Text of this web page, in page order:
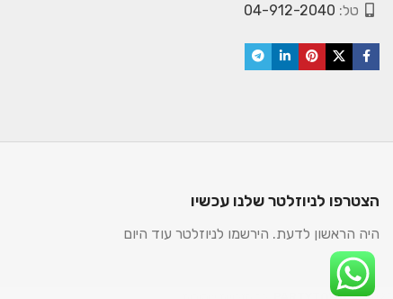
טל: 04-912-2040
הצטרפו לניוזלטר שלנו עכשיו
היה הראשון לדעת. הירשמו לניוזלטר עוד היום